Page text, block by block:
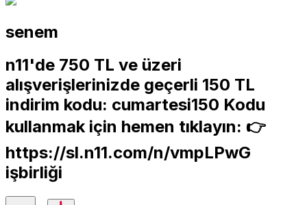
senem
n11'de 750 TL ve üzeri
alışverişlerinizde geçerli 150 TL
indirim kodu: cumartesi150 Kodu
kullanmak için hemen tıklayın: 👉
https://sl.n11.com/n/vmpLPwG
işbirliği